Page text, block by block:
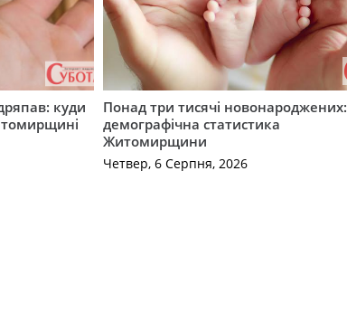
куди
Понад три тисячі новонароджених:
демографічна статистика
Житомирщини
Четвер, 6 Серпня, 2026